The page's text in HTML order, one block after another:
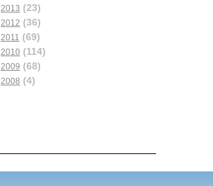
2013 (23)
2012 (36)
2011 (69)
2010 (114)
2009 (68)
2008 (4)